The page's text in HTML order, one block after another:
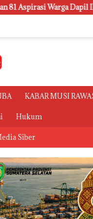
Pemkab, H. Amri Andi
KABAR MUSI
Hukum
Siber